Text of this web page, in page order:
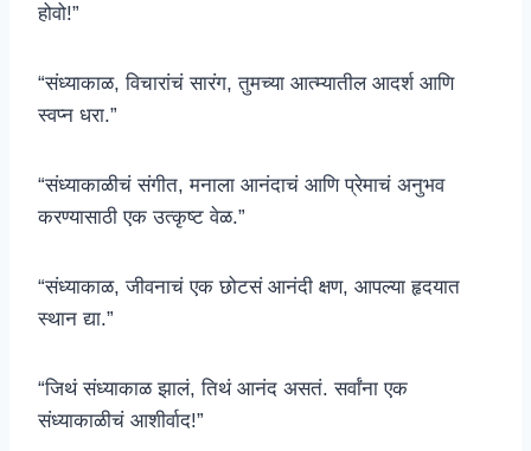
होवो!”
“संध्याकाळ, विचारांचं सारंग, तुमच्या आत्म्यातील आदर्श आणि
स्वप्न धरा.”
“संध्याकाळीचं संगीत, मनाला आनंदाचं आणि प्रेमाचं अनुभव
करण्यासाठी एक उत्कृष्ट वेळ.”
“संध्याकाळ, जीवनाचं एक छोटसं आनंदी क्षण, आपल्या हृदयात
स्थान द्या.”
“जिथं संध्याकाळ झालं, तिथं आनंद असतं. सर्वांना एक
संध्याकाळीचं आशीर्वाद!”